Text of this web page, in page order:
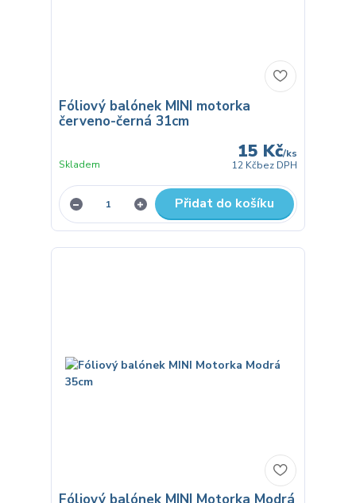
Fóliový balónek MINI motorka
červeno-černá 31cm
15 Kč/ks
12 Kčbez DPH
Skladem
Přidat do košíku